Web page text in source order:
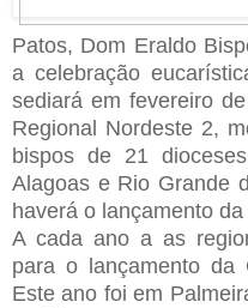
Patos, Dom Eraldo
a celebração
sediará em fevereiro
Regional Nordeste 2,
bispos de 21
Alagoas e Rio Grande
haverá o lançamento
A cada ano a as
para o lançamento da
Este ano foi em